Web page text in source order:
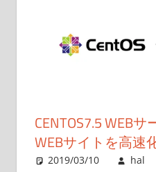
CENTOS7.5 WEB
WEBサイトを高速
2019/03/10 hal